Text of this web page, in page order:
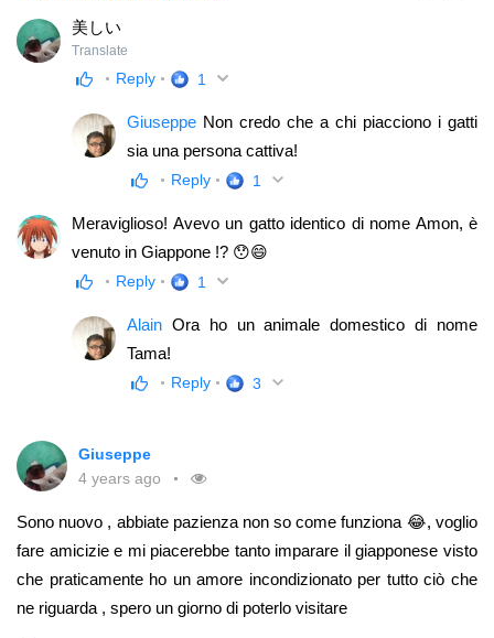
美しい
Translate
Reply 1
Giuseppe Non credo che a chi piacciono i gatti
sia una persona cattiva!
Reply 1
Meraviglioso! Avevo un gatto identico di nome Amon, è
venuto in Giappone !? 😯😄
Reply 1
Alain Ora ho un animale domestico di nome
Tama!
Reply 3
Giuseppe
4 years ago
Sono nuovo , abbiate pazienza non so come funziona 😂, voglio
fare amicizie e mi piacerebbe tanto imparare il giapponese visto
che praticamente ho un amore incondizionato per tutto ciò che
ne riguarda , spero un giorno di poterlo visitare